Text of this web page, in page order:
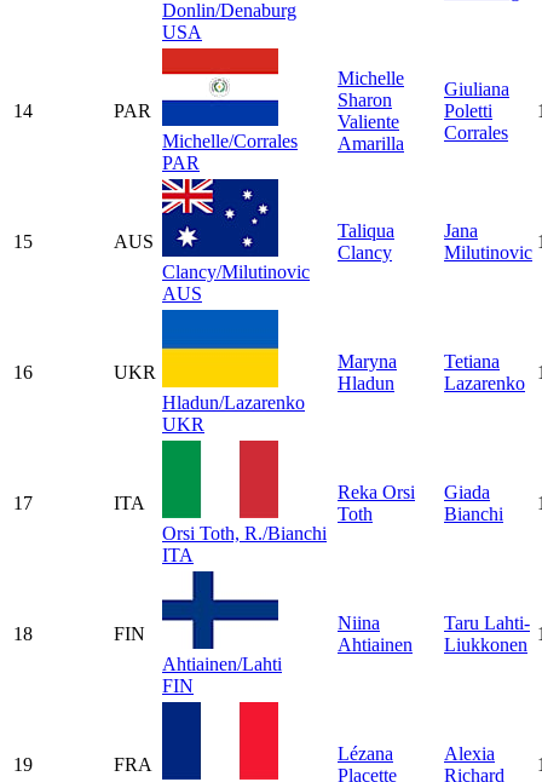
Donlin/Denaburg
USA
14
PAR
Michelle/Corrales
PAR
Michelle
Sharon
Valiente
Amarilla
Giuliana
Poletti
Corrales
15
AUS
Clancy/Milutinovic
AUS
Taliqua
Clancy
Jana
Milutinovic
16
UKR
Hladun/Lazarenko
UKR
Maryna
Hladun
Tetiana
Lazarenko
17
ITA
Orsi Toth, R./Bianchi
ITA
Reka Orsi
Toth
Giada
Bianchi
18
FIN
Ahtiainen/Lahti
FIN
Niina
Ahtiainen
Taru Lahti-
Liukkonen
19
FRA
Lézana
Placette
Alexia
Richard